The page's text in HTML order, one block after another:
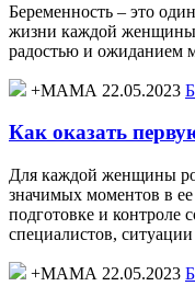
Беременность – это
жизни каждой женщины,
радостью и ожиданием
+МАМА 22.05.2023
Как оказать
Для каждой женщины
значимых моментов в
подготовке и контроле
специалистов,
+МАМА 22.05.2023